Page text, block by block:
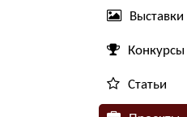
Выставки
Конкурсы
Статьи